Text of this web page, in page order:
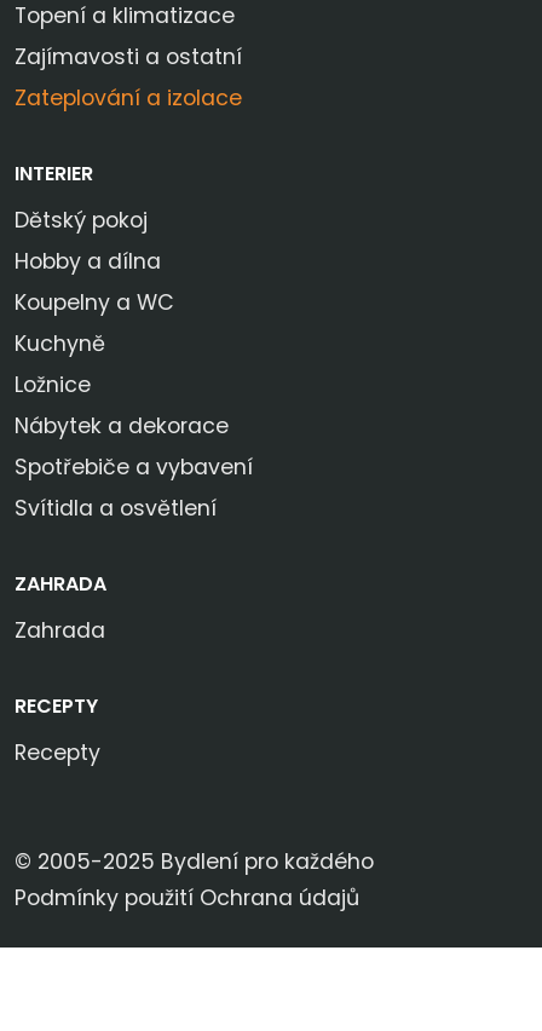
Topení a klimatizace
Zajímavosti a ostatní
Zateplování a izolace
INTERIER
Dětský pokoj
Hobby a dílna
Koupelny a WC
Kuchyně
Ložnice
Nábytek a dekorace
Spotřebiče a vybavení
Svítidla a osvětlení
ZAHRADA
Zahrada
RECEPTY
Recepty
© 2005-2025 Bydlení pro každého
Podmínky použití Ochrana údajů